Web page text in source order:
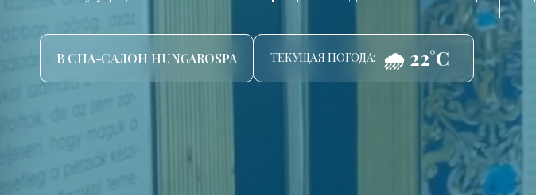
В СПА-САЛОН HUNGAROSPA ТЕКУЩАЯ ПОГОДА: 🌧️ 22°C